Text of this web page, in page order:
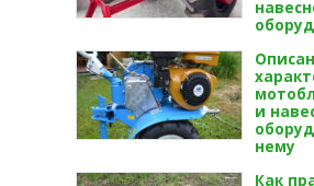
и
нему
Как